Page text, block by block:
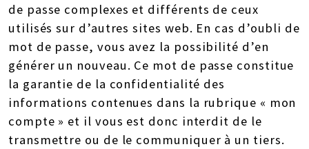
de passe complexes et différents de ceux
utilisés sur d’autres sites web. En cas d’oubli de
mot de passe, vous avez la possibilité d’en
générer un nouveau. Ce mot de passe constitue
la garantie de la confidentialité des
informations contenues dans la rubrique « mon
compte » et il vous est donc interdit de le
transmettre ou de le communiquer à un tiers.